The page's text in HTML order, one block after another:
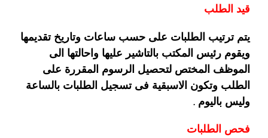
قيد الطلب
يتم ترتيب الطلبات على حسب ساعات وتاريخ تقديمها
ويقوم رئيس المكتب بالتاشير عليها واحالتها الى
الموظف المختص لتحصيل الرسوم المقررة على
الطلب وتكون الاسبقية فى تسجيل الطلبات بالساعة
وليس باليوم .
فحص الطلبات